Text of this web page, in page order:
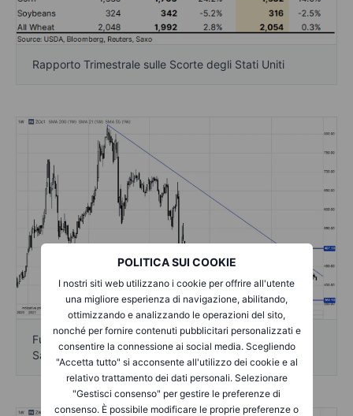
POLITICA SUI COOKIE
I nostri siti web utilizzano i cookie per offrire all'utente
una migliore esperienza di navigazione, abilitando,
ottimizzando e analizzando le operazioni del sito,
nonché per fornire contenuti pubblicitari personalizzati e
consentire la connessione ai social media. Scegliendo
"Accetta tutto" si acconsente all'utilizzo dei cookie e al
relativo trattamento dei dati personali. Selezionare
"Gestisci consenso" per gestire le preferenze di
consenso. È possibile modificare le proprie preferenze o
Rapporto Trimestrale sulle Scorte degli Stati Uniti
Futures sul Mais CBOT, scadenza primo mese - Fonte:
Saxo